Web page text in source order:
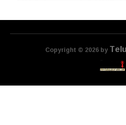
Copyright © 2026 by